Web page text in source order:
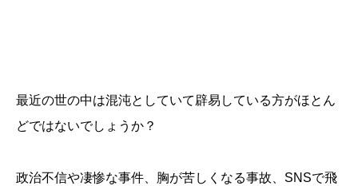
最近の世の中は混沌としていて辟易している方がほとん
どではないでしょうか？
政治不信や凄惨な事件、胸が苦しくなる事故、SNSで飛